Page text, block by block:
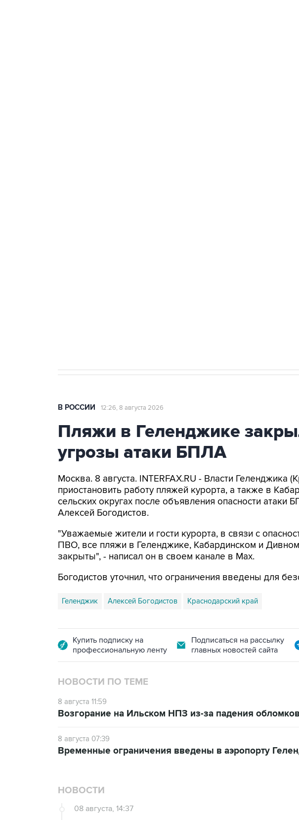
В РОССИИ 12:26, 8 августа 2026
Пляжи в Геленджике
угрозы атаки БПЛА
Москва. 8 августа. INTERFAX.RU - Власти Геленджика
приостановить работу пляжей курорта, а также в
сельских округах после объявления опасности атаки
Алексей Богодистов.
"Уважаемые жители и гости курорта, в связи с
ПВО, все пляжи в Геленджике, Кабардинском и
закрыты", - написал он в своем канале в Max.
Богодистов уточнил, что ограничения введены для
Геленджик Алексей Богодистов Краснодарский край
Купить подписку на
профессиональную ленту
Подписаться на рассылку
главных новостей сайта
НОВОСТИ ПО ТЕМЕ
8 августа 11:59
Возгорание на Ильском НПЗ из-за падения
8 августа 07:39
Временные ограничения введены в аэропорту
НОВОСТИ
08 августа, 14:37